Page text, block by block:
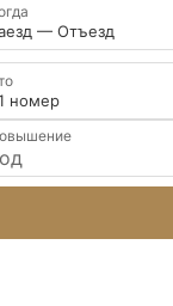
— Отъезд
номер